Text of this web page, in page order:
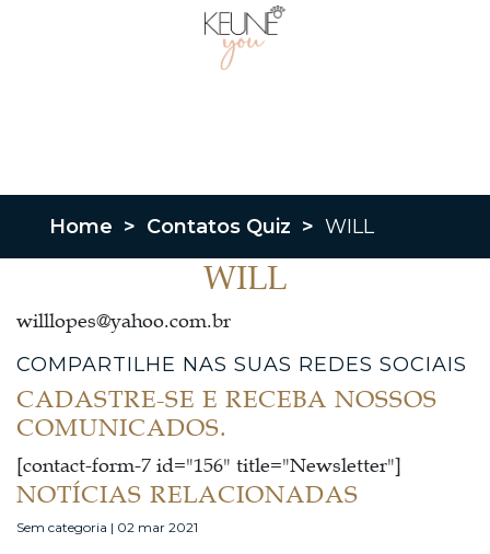
Home > Contatos Quiz > WILL
WILL
willlopes@yahoo.com.br
COMPARTILHE NAS SUAS REDES SOCIAIS
CADASTRE-SE E RECEBA NOSSOS
COMUNICADOS.
[contact-form-7 id="156" title="Newsletter"]
NOTÍCIAS RELACIONADAS
Sem categoria | 02 mar 2021